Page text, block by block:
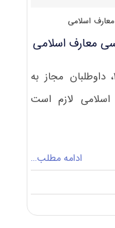
اسلامی
معارف اسلامی
پس از اعلام نتایج اولیه دکتری ۱۴۰۵، داوطلبان مجاز به
لازم است
ادامه مطلب…